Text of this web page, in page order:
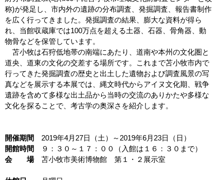
称)が発足し、市内外の遺跡の分布調査、発掘調査、報告書制作
を広く行ってきました。発掘調査の結果、膨大な資料が得ら
れ、当館収蔵庫では100万点を超える土器、石器、骨角器、動
物骨などを保管しています。
苫小牧は石狩低地帯の南端にあたり、道南や本州の文化圏と
道央、道東の文化の交差する場所です。これまで苫小牧市内で
行ってきた発掘調査の歴史と出土した遺物および調査風景の写
真などを展示する本展では、縄文時代からアイヌ文化期、戦争
遺跡を含めて多様な出土品から当時の交流のありかたや多様な
文化を探ることで、考古学の奥深さを紹介します。
開催期間
2019年4月27日（土）～2019年6月23日（日）
開館時間
９：３０～１７：００（入館は１６：３０まで）
会 場苫小牧市美術博物館 第１・２展示室